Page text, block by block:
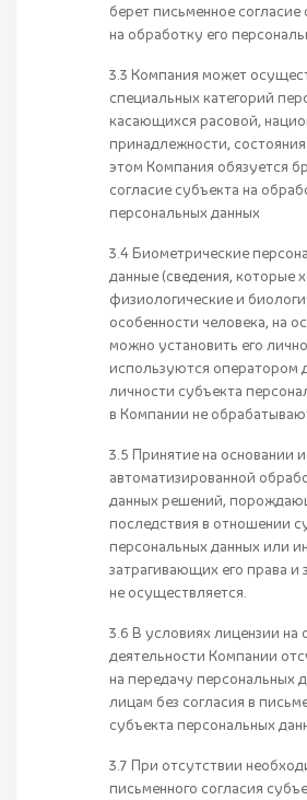
берет письменное согласие
на обработку его
3.3 Компания может
специальных категорий
касающихся расовой,
принадлежности,
этом Компания обязуется
согласие субъекта на
персональных данных
3.4 Биометрические
данные (сведения, которые
физиологические и
особенности человека, на
можно установить его
используются оператором
личности субъекта
в Компании не
3.5 Принятие на основании
автоматизированной
данных решений,
последствия в отношении
персональных данных или
затрагивающих его права и
не осуществляется.
3.6 В условиях лицензии на
деятельности Компании
на передачу персональных
лицам без согласия в
субъекта персональных
3.7 При отсутствии
письменного согласия